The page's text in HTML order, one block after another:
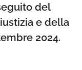
del
e della
2024.